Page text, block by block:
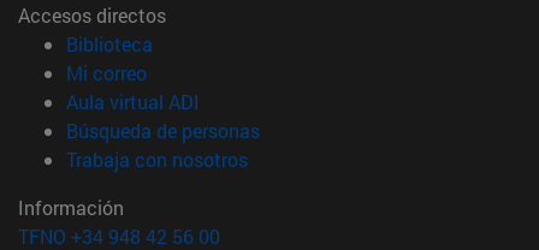
Accesos directos
Biblioteca
Mi correo(abre en nueva ventana)
Aula virtual ADI
Búsqueda de personas(abre en nueva ventana)
Trabaja con nosotros(abre en nueva ventana)
Información
TFNO +34 948 42 56 00